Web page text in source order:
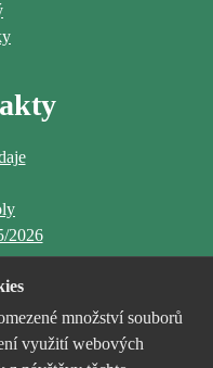
2026
množství souborů
využití webových